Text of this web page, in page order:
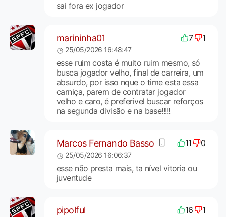
sai fora ex jogador
marininha01 7 1
25/05/2026 16:48:47
esse ruim costa é muito ruim mesmo, só
busca jogador velho, final de carreira, um
absurdo, por isso nque o time esta essa
carniça, parem de contratar jogador
velho e caro, é preferivel buscar reforços
na segunda divisão e na base!!!!!
Marcos Fernando Basso 11 0
25/05/2026 16:06:37
esse não presta mais, ta nível vitoria ou
juventude
pipolful 16 1